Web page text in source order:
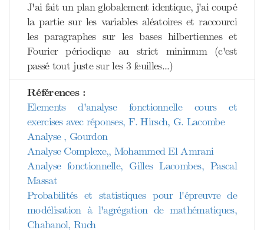
J'ai fait un plan globalement identique, j'ai coupé
la partie sur les variables aléatoires et raccourci
les paragraphes sur les bases hilbertiennes et
Fourier périodique au strict minimum (c'est
passé tout juste sur les 3 feuilles...)
Références :
Elements d'analyse fonctionnelle cours et
exercises avec réponses, F. Hirsch, G. Lacombe
Analyse , Gourdon
Analyse Complexe,, Mohammed El Amrani
Analyse fonctionnelle, Gilles Lacombes, Pascal
Massat
Probabilités et statistiques pour l'épreuvre de
modélisation à l'agrégation de mathématiques,
Chabanol, Ruch